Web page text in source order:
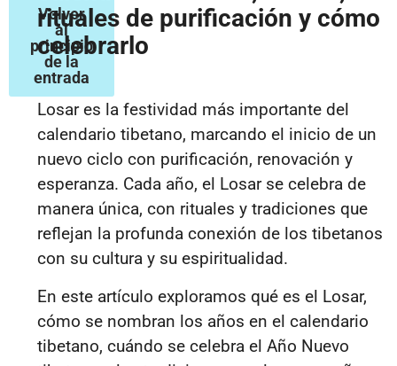
Volver
al
principio
de la
entrada
rituales de purificación y cómo
celebrarlo
Losar es la festividad más importante del
calendario tibetano, marcando el inicio de un
nuevo ciclo con purificación, renovación y
esperanza. Cada año, el Losar se celebra de
manera única, con rituales y tradiciones que
reflejan la profunda conexión de los tibetanos
con su cultura y su espiritualidad.
En este artículo exploramos qué es el Losar,
cómo se nombran los años en el calendario
tibetano, cuándo se celebra el Año Nuevo